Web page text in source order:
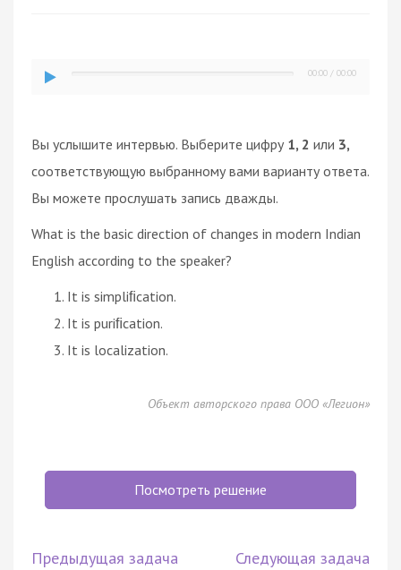
00:00 / 00:00
Вы услышите интервью. Выберите цифру 1, 2 или 3,
соответствующую выбранному вами варианту ответа.
Вы можете прослушать запись дважды.
What is the basic direction of changes in modern Indian
English according to the speaker?
It is simpliﬁcation.
It is puriﬁcation.
It is localization.
Объект авторского права ООО «Легион»
Посмотреть решение
Предыдущая задача Следующая задача